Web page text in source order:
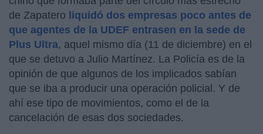
de Zapatero liquidó dos empresas poco antes de
que agentes de la UDEF entrasen en la sede de
Plus Ultra, aquel mismo día (11 de diciembre) en el
que se detuvo a Julio Martínez. La Policía es de la
opinión de que algunos de los implicados sabían
que se iba a producir una operación policial. Y de
ahí ese tipo de movimientos, como el de la
cancelación de esas dos sociedades.